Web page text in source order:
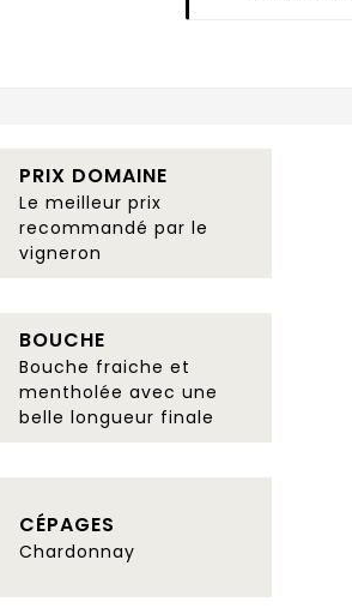
PRIX DOMAINE
Le meilleur prix
recommandé par le
vigneron
BOUCHE
Bouche fraiche et
mentholée avec une
belle longueur finale
CÉPAGES
Chardonnay